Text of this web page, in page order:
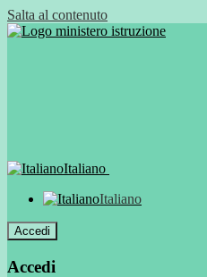
Salta al contenuto
Italiano
Italiano
Accedi
Accedi